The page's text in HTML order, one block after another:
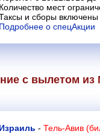
Количество мест
и сборы включены
Подробнее о спецАкции
с вылетом
Израиль - Тель-Авив